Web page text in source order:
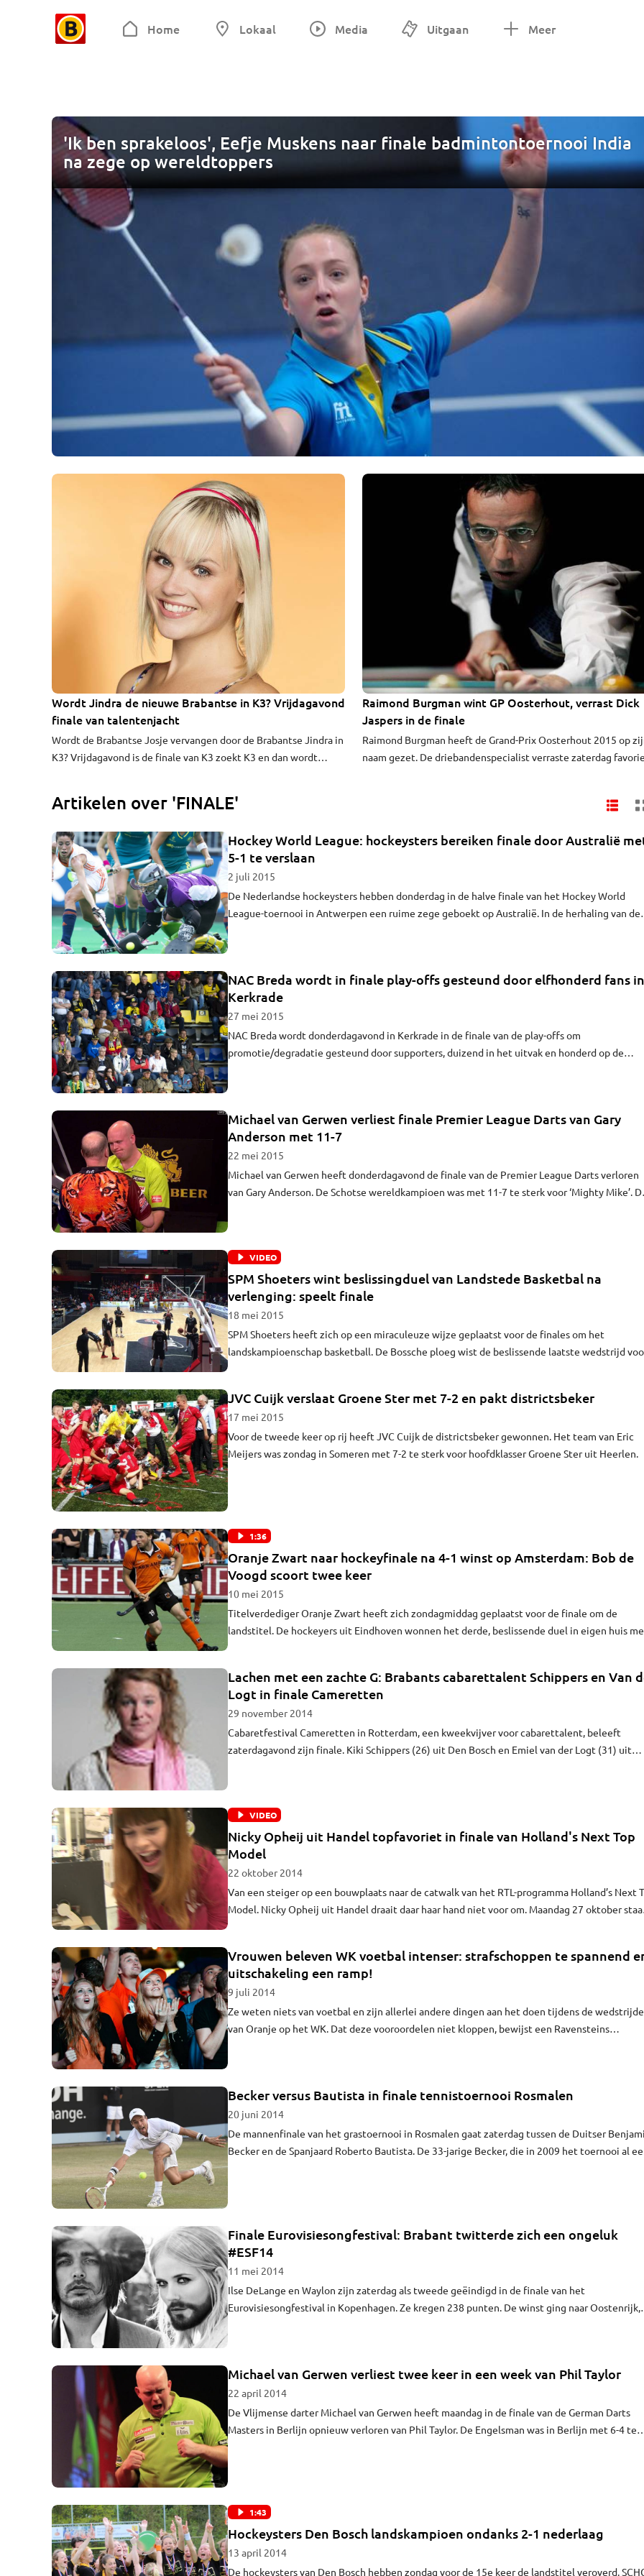
Home Lokaal Media Uitgaan Meer
'Ik ben sprakeloos', Eefje Muskens naar finale badmintontoernooi India
na zege op wereldtoppers
Wordt Jindra de nieuwe Brabantse in K3? Vrijdagavond
finale van talentenjacht
Wordt de Brabantse Josje vervangen door de Brabantse Jindra in
K3? Vrijdagavond is de finale van K3 zoekt K3 en dan wordt
VIDEO
Raimond Burgman wint GP Oosterhout, verrast Dick
Jaspers in de finale
Raimond Burgman heeft de Grand-Prix Oosterhout 2015 op
naam gezet. De driebandenspecialist verraste zaterdag favoriet
Artikelen over 'FINALE'
Hockey World League: hockeysters bereiken finale door Australië
5-1 te verslaan
2 juli 2015
De Nederlandse hockeysters hebben donderdag in de halve finale van het Hockey World
League-toernooi in Antwerpen een ruime zege geboekt op Australië. In de herhaling van de
NAC Breda wordt in finale play-offs gesteund door elfhonderd fans in
Kerkrade
27 mei 2015
NAC Breda wordt donderdagavond in Kerkrade in de finale van de play-offs om
promotie/degradatie gesteund door supporters, duizend in het uitvak en honderd op de
Michael van Gerwen verliest finale Premier League Darts van Gary
Anderson met 11-7
22 mei 2015
Michael van Gerwen heeft donderdagavond de finale van de Premier League Darts verloren
van Gary Anderson. De Schotse wereldkampioen was met 11-7 te sterk voor ‘Mighty Mike’. De
VIDEO
SPM Shoeters wint beslissingduel van Landstede Basketbal na
verlenging: speelt finale
18 mei 2015
SPM Shoeters heeft zich op een miraculeuze wijze geplaatst voor de finales om het
landskampioenschap basketball. De Bossche ploeg wist de beslissende laatste wedstrijd voor
een ovationeel applaus én verlenging.
JVC Cuijk verslaat Groene Ster met 7-2 en pakt districtsbeker
17 mei 2015
Voor de tweede keer op rij heeft JVC Cuijk de districtsbeker gewonnen. Het team van Eric
Meijers was zondag in Someren met 7-2 te sterk voor hoofdklasser Groene Ster uit Heerlen.
1:36
Oranje Zwart naar hockeyfinale na 4-1 winst op Amsterdam: Bob de
Voogd scoort twee keer
10 mei 2015
Titelverdediger Oranje Zwart heeft zich zondagmiddag geplaatst voor de finale om de
landstitel. De hockeyers uit Eindhoven wonnen het derde, beslissende duel in eigen huis met
Lachen met een zachte G: Brabants cabarettalent Schippers en Van
Logt in finale Cameretten
29 november 2014
Cabaretfestival Cameretten in Rotterdam, een kweekvijver voor cabarettalent, beleeft
zaterdagavond zijn finale. Kiki Schippers (26) uit Den Bosch en Emiel van der Logt (31) uit
VIDEO
Nicky Opheij uit Handel topfavoriet in finale van Holland's Next Top
Model
22 oktober 2014
Van een steiger op een bouwplaats naar de catwalk van het RTL-programma Holland’s Next
Model. Nicky Opheij uit Handel draait daar haar hand niet voor om. Maandag 27 oktober staat
Vrouwen beleven WK voetbal intenser: strafschoppen te spannend
uitschakeling een ramp!
9 juli 2014
Ze weten niets van voetbal en zijn allerlei andere dingen aan het doen tijdens de
van Oranje op het WK. Dat deze vooroordelen niet kloppen, bewijst een Ravensteins
Becker versus Bautista in finale tennistoernooi Rosmalen
20 juni 2014
De mannenfinale van het grastoernooi in Rosmalen gaat zaterdag tussen de Duitser
Becker en de Spanjaard Roberto Bautista. De 33-jarige Becker, die in 2009 het toernooi al
Finale Eurovisiesongfestival: Brabant twitterde zich een ongeluk
#ESF14
11 mei 2014
Ilse DeLange en Waylon zijn zaterdag als tweede geëindigd in de finale van het
Eurovisiesongfestival in Kopenhagen. Ze kregen 238 punten. De winst ging naar Oostenrijk,
Michael van Gerwen verliest twee keer in een week van Phil Taylor
22 april 2014
De Vlijmense darter Michael van Gerwen heeft maandag in de finale van de German Darts
Masters in Berlijn opnieuw verloren van Phil Taylor. De Engelsman was in Berlijn met 6-4 te
1:43
Hockeysters Den Bosch landskampioen ondanks 2-1 nederlaag
13 april 2014
De hockeysters van Den Bosch hebben zondag voor de 15e keer de landstitel veroverd. SCHC